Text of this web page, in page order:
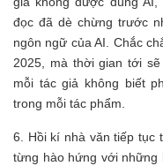
đọc đã dè chừng trước
ngôn ngữ của AI. Chắc
2025, mà thời gian tới
mỗi tác giả không biết
trong mỗi tác phẩm.
6. Hồi kí nhà văn tiếp tục
từng hào hứng với